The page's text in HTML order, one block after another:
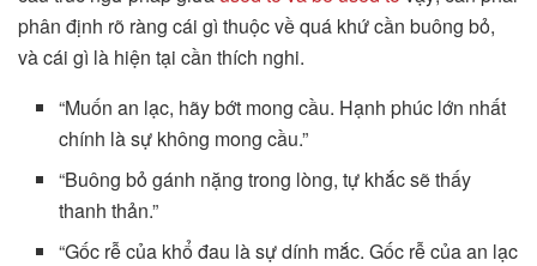
phân định rõ ràng cái gì thuộc về quá khứ cần buông bỏ,
và cái gì là hiện tại cần thích nghi.
“Muốn an lạc, hãy bớt mong cầu. Hạnh phúc lớn nhất
chính là sự không mong cầu.”
“Buông bỏ gánh nặng trong lòng, tự khắc sẽ thấy
thanh thản.”
“Gốc rễ của khổ đau là sự dính mắc. Gốc rễ của an lạc